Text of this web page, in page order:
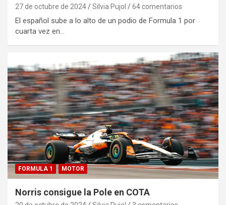
27 de octubre de 2024 Silvia Pujol 64 comentarios
El español sube a lo alto de un podio de Formula 1 por
cuarta vez en…
FORMULA 1 MOTOR
Norris consigue la Pole en COTA